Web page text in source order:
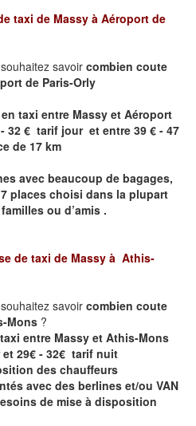
taxi de Massy à Aéroport de
savoir combien coute
de Paris-Orly
taxi entre Massy et Aéroport
32 € tarif jour et entre 39 € - 47
de 17 km
avec beaucoup de bagages,
places choisi dans la plupart
ou d’amis .
de taxi de Massy à Athis-
savoir combien coute
Mons ?
entre Massy et Athis-Mons
et 29€ - 32€ tarif nuit
des chauffeurs
avec des berlines et/ou VAN
de mise à disposition